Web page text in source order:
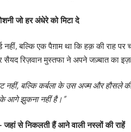
जो हर अंधेरे को मिटा दे
नहीं, बल्कि एक पैग़ाम था कि हक़ की राह
सैयद रिज़वान मुस्तफा ने अपने जज़्बात का
नहीं, बल्कि कर्बला के उस अज्म और हौसले
आगे झुकना नहीं है।”
जहां से निकलती हैं आने वाली नस्लों की राहें